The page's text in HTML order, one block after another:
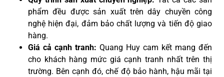
phẩm đều được sản xuất trên dây chuyền công
nghệ hiện đại, đảm bảo chất lượng và tiến độ giao
hàng.
Giá cả cạnh tranh: Quang Huy cam kết mang đến
cho khách hàng mức giá cạnh tranh nhất trên thị
trường. Bên cạnh đó, chế độ bảo hành, hậu mãi tại